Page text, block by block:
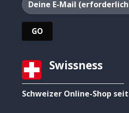
Swissness
Schweizer Online-Shop seit